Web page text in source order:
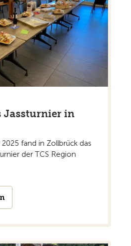
Jassturnier in
fand in Zollbrück das
der TCS Region